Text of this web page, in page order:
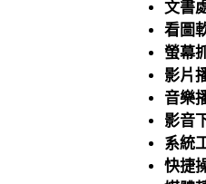
文書
看圖
螢幕
影片
音樂
影音
系統
快捷